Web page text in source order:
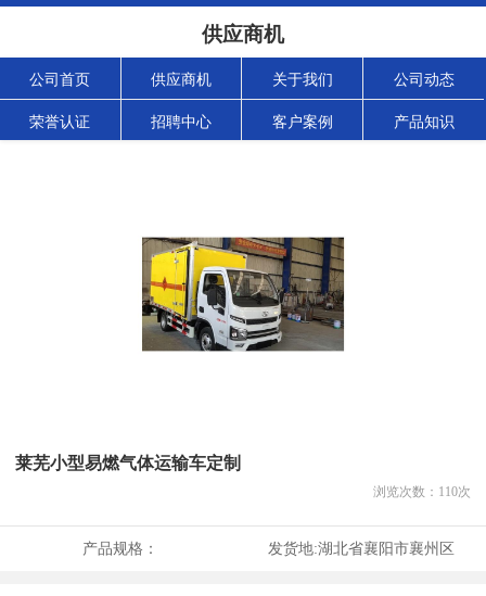
供应商机
公司首页 供应商机 关于我们 公司动态
荣誉认证 招聘中心 客户案例 产品知识
莱芜小型易燃气体运输车定制
浏览次数： 110次
产品规格： 发货地:湖北省襄阳市襄州区